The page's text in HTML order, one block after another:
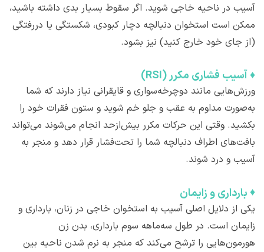
آسیب در ناحیه خاجی شوید. اگر سقوط بسیار بدی داشته باشید،
ممکن است استخوان دنبالچه دچار کبودی، شکستگی یا دررفتگی
(از جای خود خارج کنید) نیز بشود.
♦آ​سیب فشاری مکرر (RSI)
ورزش‌هایی مانند دوچرخه‌سواری و قایقرانی نیاز دارند که شما
به‌صورت مداوم به عقب و جلو خم شوید و ستون فقرات خود را
بکشید. وقتی این حرکات مکرر بیش‌ازحد انجام می‌شوند می‌تواند
بافت‌های اطراف دنبالچه شما را تحت‌فشار قرار دهد و منجر به
آسیب و درد شوند.
♦بارداری و ​زایمان
یکی از دلایل اصلی آسیب به استخوان خاجی در زنان، بارداری و
زایمان است. در طول سه‌ماهه سوم بارداری، بدن زن
هورمون‌هایی را ترشح می‌کند که منجر به نرم شدن ناحیه بین